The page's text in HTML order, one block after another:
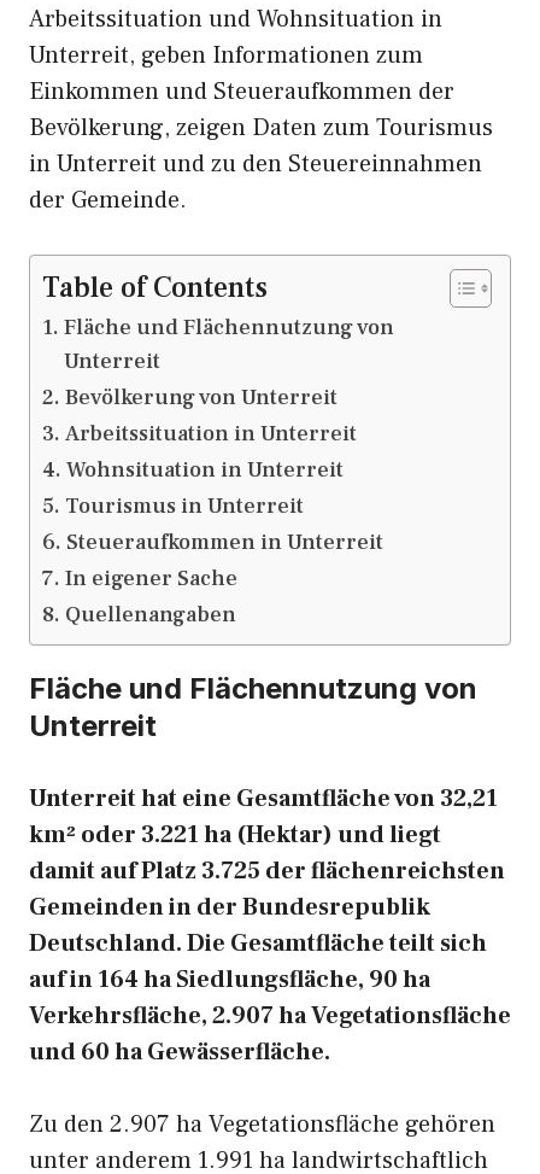
Arbeitssituation und Wohnsituation in
Unterreit, geben Informationen zum
Einkommen und Steueraufkommen der
Bevölkerung, zeigen Daten zum Tourismus
in Unterreit und zu den Steuereinnahmen
der Gemeinde.
Table of Contents
Fläche und Flächennutzung von
Unterreit
Bevölkerung von Unterreit
Arbeitssituation in Unterreit
Wohnsituation in Unterreit
Tourismus in Unterreit
Steueraufkommen in Unterreit
In eigener Sache
Quellenangaben
Fläche und Flächennutzung von
Unterreit
Unterreit hat eine Gesamtfläche von 32,21
km² oder 3.221 ha (Hektar) und liegt
damit auf Platz 3.725 der flächenreichsten
Gemeinden in der Bundesrepublik
Deutschland. Die Gesamtfläche teilt sich
auf in 164 ha Siedlungsfläche, 90 ha
Verkehrsfläche, 2.907 ha Vegetationsfläche
und 60 ha Gewässerfläche.
Zu den 2.907 ha Vegetationsfläche gehören
unter anderem 1.991 ha landwirtschaftlich